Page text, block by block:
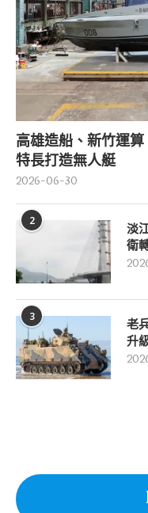
高雄造船、新竹運
特長打造無人艇
2026-06-30
2
淡
衛
3
老
升